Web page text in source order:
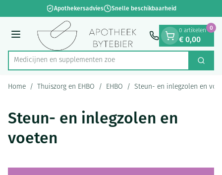
Ga naar de inhoudApothekersadvies Snelle beschikbaarheid
Menu
Product, merk, categorie...
Medicijnen e Zoek
0 artikelen
€ 0,00
0
Home / Thuiszorg en EHBO / EHBO / Steun- en inlegzolen en
Steun- en inlegzolen en
voeten